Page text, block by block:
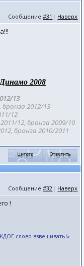
Сообщение#31 | Наверх
Динамо 2008
13
, бронза 2012/13
12
12, бронза 2009/10
бронза 2010/2011
Сообщение#32 | Наверх
!
слово взвешивать!»